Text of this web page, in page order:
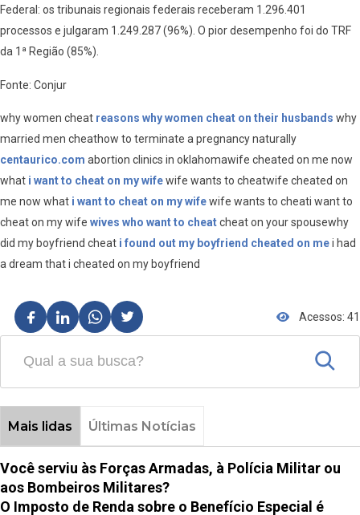
Federal: os tribunais regionais federais receberam 1.296.401
processos e julgaram 1.249.287 (96%). O pior desempenho foi do TRF
da 1ª Região (85%).
Fonte: Conjur
why women cheat reasons why women cheat on their husbands why
married men cheathow to terminate a pregnancy naturally
centaurico.com abortion clinics in oklahomawife cheated on me now
what i want to cheat on my wifewife wants to cheatwife cheated on
me now what i want to cheat on my wifewife wants to cheati want to
cheat on my wife wives who want to cheatcheat on your spousewhy
did my boyfriend cheat i found out my boyfriend cheated on mei had
a dream that i cheated on my boyfriend
Acessos: 41
Mais lidas Últimas Notícias
Você serviu às Forças Armadas, à Polícia Militar ou
aos Bombeiros Militares?
O Imposto de Renda sobre o Benefício Especial é